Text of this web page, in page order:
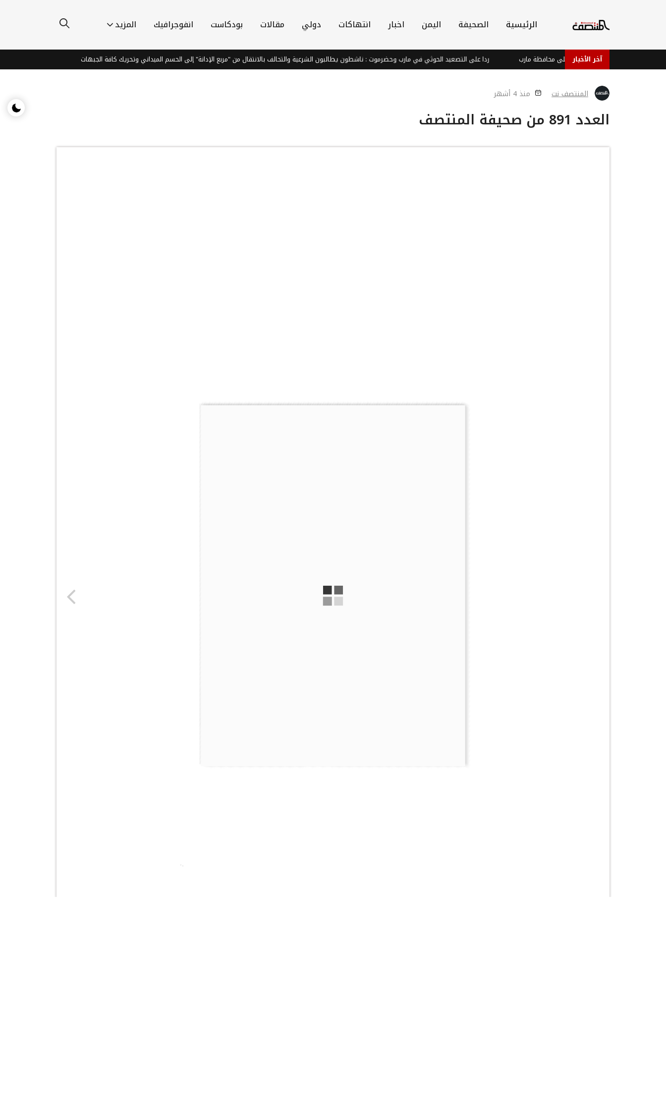
الرئيسية الصحيفة اليمن اخبار انتهاكات دولي مقالات بودكاست انفوجرافيك المزيد
آخر الأخبار
: تحذيرات من هجوم حوثي واسع على محافظة مارب ردا على التصعيد الحوثي في مارب وحضرموت : ناشطون يطالبون الشرعية والتحالف بالانتقال من "مربع الإدانة" إلى الحسم الميداني وتحريك كافة الجبهات
المنتصف نت منذ 4 أشهر
العدد 891 من صحيفة المنتصف